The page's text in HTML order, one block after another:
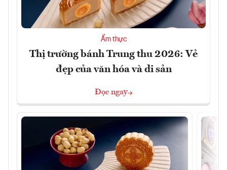
Ẩm thực
Thị trường bánh Trung thu 2026: Vẻ
đẹp của văn hóa và di sản
Đọc ngay